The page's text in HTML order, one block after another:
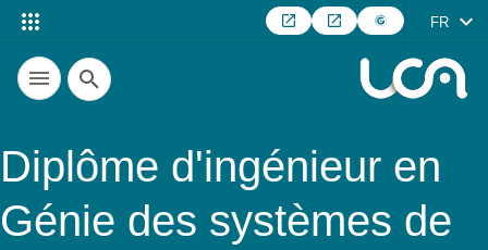
FR
Recherche
Diplôme d'ingénieur en
Génie des systèmes de